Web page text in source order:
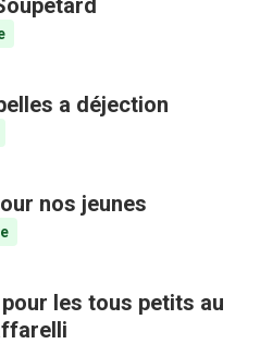
a déjection
nos jeunes
les tous petits au